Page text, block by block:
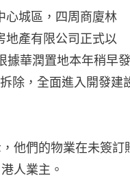
當地長大，至80年代來
築面積約550平方米